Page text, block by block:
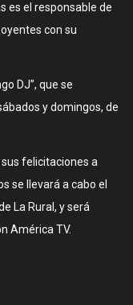
es el responsable de
con su
DJ”, que se
y domingos, de
sus felicitaciones a
se llevará a cabo el
La Rural, y será
América TV.